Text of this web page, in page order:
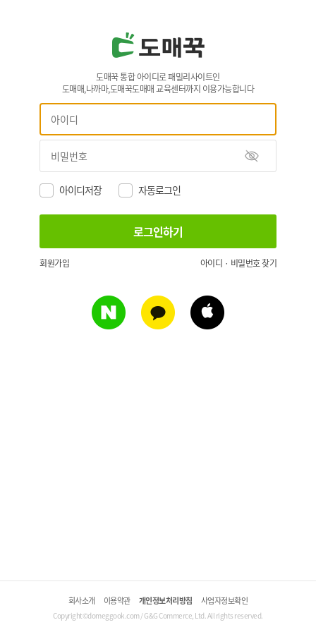
도매꾹 통합 아이디로 패밀리사이트인
도매매,나까마,도매꾹도매매 교육센터까지 이용가능합니다
아이디저장 자동로그인
회원가입 아이디 · 비밀번호 찾기
회사소개 이용약관 개인정보처리방침 사업자정보확인
Copyright©domeggook.com / G&G Commerce, Ltd. All rights reserved.